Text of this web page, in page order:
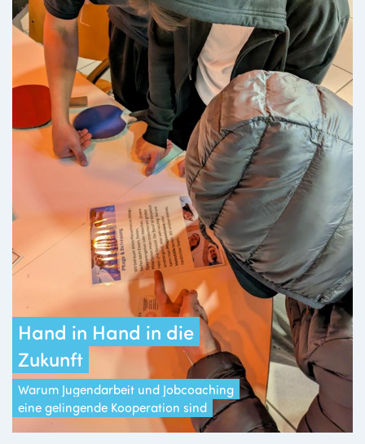
Hand in Hand in die
Zukunft
Warum Jugendarbeit und Jobcoaching
eine gelingende Kooperation sind